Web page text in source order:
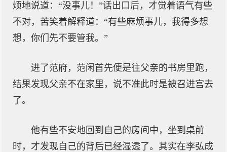
烦地说道：“没事儿！”话出口后，才觉着语气有些
不对，苦笑着解释道：“有些麻烦事儿，我得多想
想，你们先不要管我。”
进了范府，范闲首先便是往父亲的书房里跑，
结果发现父亲不在家里，说不准此时是被召进宫去
了。
他有些不安地回到自己的房间中，坐到桌前
时，才发现自己的背后已经湿透了。其实在李弘成